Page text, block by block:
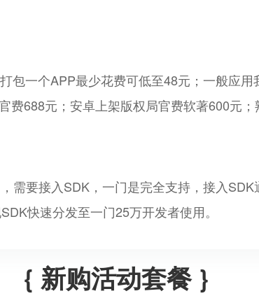
包一个APP最少花费可低至48元；一般应
688元；安卓上架版权局官费软著600元；
需要接入SDK，一门是完全支持，接入
快速分发至一门25万开发者使用。
{ 新购活动套餐 }